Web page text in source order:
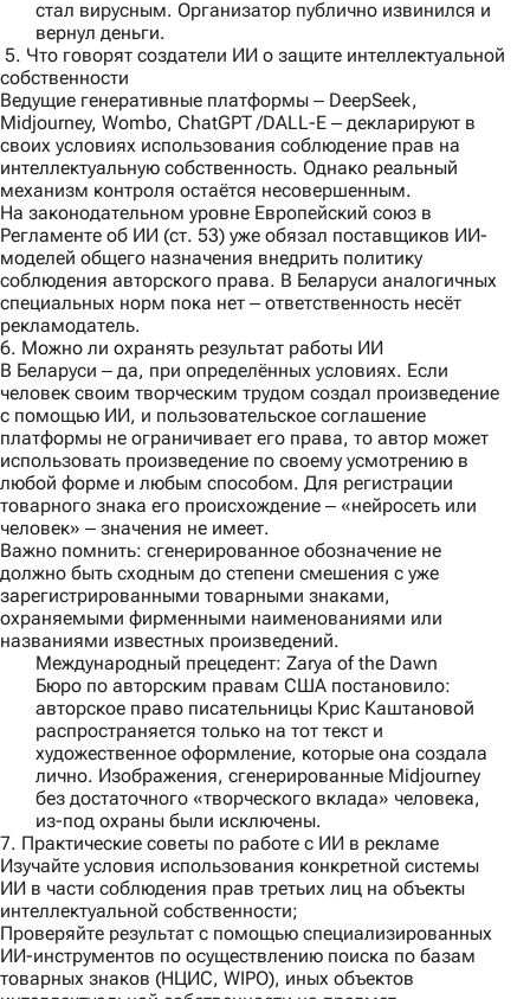
стал вирусным. Организатор публично извинился и
вернул деньги.
5. Что говорят создатели ИИ о защите интеллектуальной
собственности
Ведущие генеративные платформы ‒ DeepSeek,
Midjourney, Wombo, ChatGPT /DALL-E ‒ декларируют в
своих условиях использования соблюдение прав на
интеллектуальную собственность. Однако реальный
механизм контроля остаётся несовершенным.
На законодательном уровне Европейский союз в
Регламенте об ИИ (ст. 53) уже обязал поставщиков ИИ-
моделей общего назначения внедрить политику
соблюдения авторского права. В Беларуси аналогичных
специальных норм пока нет ‒ ответственность несёт
рекламодатель.
6. Можно ли охранять результат работы ИИ
В Беларуси ‒ да, при определённых условиях. Если
человек своим творческим трудом создал произведение
с помощью ИИ, и пользовательское соглашение
платформы не ограничивает его права, то автор может
использовать произведение по своему усмотрению в
любой форме и любым способом. Для регистрации
товарного знака его происхождение ‒ «нейросеть или
человек» ‒ значения не имеет.
Важно помнить: сгенерированное обозначение не
должно быть сходным до степени смешения с уже
зарегистрированными товарными знаками,
охраняемыми фирменными наименованиями или
названиями известных произведений.
Международный прецедент: Zarya of the Dawn
Бюро по авторским правам США постановило:
авторское право писательницы Крис Каштановой
распространяется только на тот текст и
художественное оформление, которые она создала
лично. Изображения, сгенерированные Midjourney
без достаточного «творческого вклада» человека,
из-под охраны были исключены.
7. Практические советы по работе с ИИ в рекламе
Изучайте условия использования конкретной системы
ИИ в части соблюдения прав третьих лиц на объекты
интеллектуальной собственности;
Проверяйте результат с помощью специализированных
ИИ-инструментов по осуществлению поиска по базам
товарных знаков (НЦИС, WIPO), иных объектов